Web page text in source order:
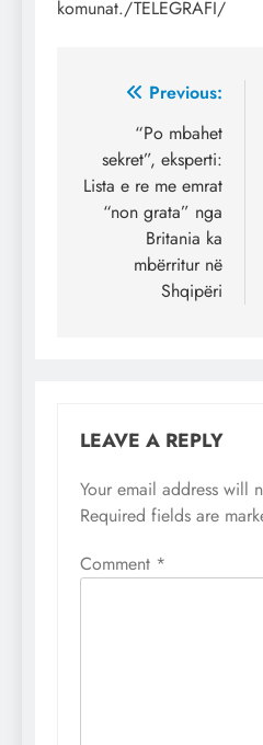
komunat./TELEGRAFI/
Post
navigation
Previous:
“Po mbahet
sekret”, eksperti:
Lista e re me emrat
“non grata” nga
Britania ka
mbërritur në
Shqipëri
LEAVE A REPLY
Your email address will
Required fields are
Comment *